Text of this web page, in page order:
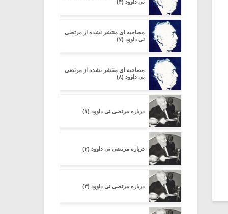
نی داوود (۴)
مصاحبه ای منتشر نشده از مرتضی
نی داوود (۷)
مصاحبه ای منتشر نشده از مرتضی
نی داوود (۸)
درباره مرتضی نی داوود (۱)
درباره مرتضی نی داوود (۲)
درباره مرتضی نی داوود (۳)